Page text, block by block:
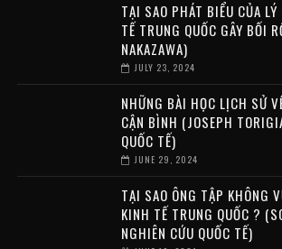
TẠI SAO PHÁT BIỂU CỦA LÝ
TẾ TRUNG QUỐC GÂY BỐI
NAKAZAWA)
JULY 23, 2024
NHỮNG BÀI HỌC LỊCH SỬ
CẬN BÌNH (JOSEPH
QUỐC TẾ)
JUNE 29, 2024
TẠI SAO ÔNG TẬP KHÔNG
KINH TẾ TRUNG QUỐC ?
NGHIÊN CỨU QUỐC TẾ)